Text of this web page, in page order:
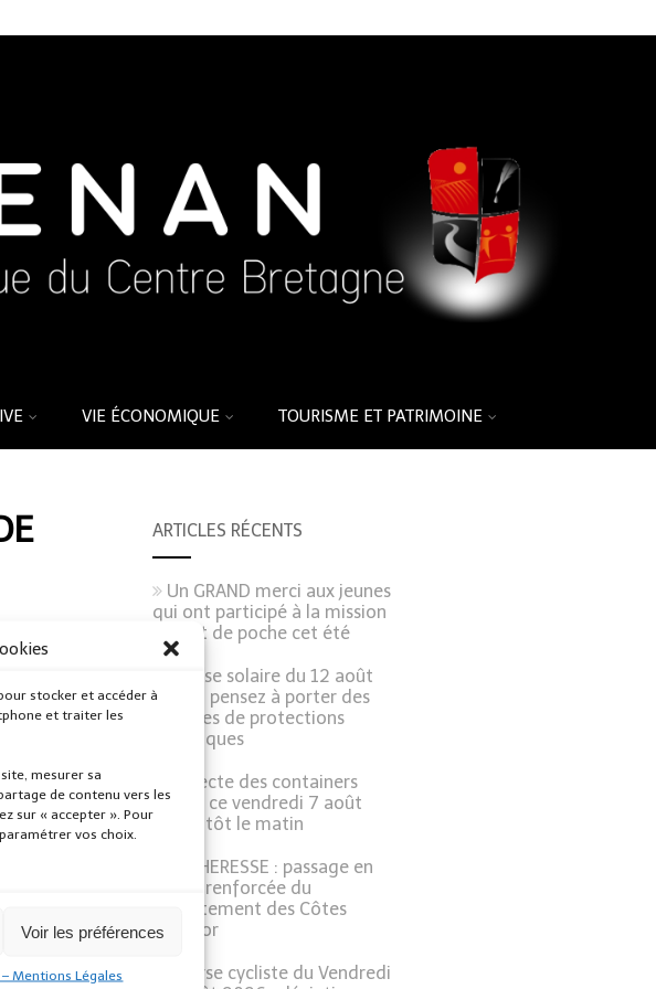
stocker et accéder à
et traiter les
mesurer sa
de contenu vers les
sur « accepter ». Pour
vos choix.
Voir les préférences
Mentions Légales
VIE ÉCONOMIQUE TOURISME ET PATRIMOINE
ARTICLES RÉCENTS
Un GRAND merci aux jeunes
qui ont participé à la mission
argent de poche cet été
Eclipse solaire du 12 août
2026 : pensez à porter des
lunettes de protections
spécifiques
Collecte des containers
JAUNE ce vendredi 7 août
2026, tôt le matin
SECHERESSE : passage en
alerte renforcée du
département des Côtes
d’Armor
Course cycliste du Vendredi